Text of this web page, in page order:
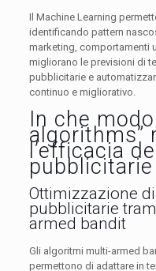
Il Machine Learning
identificando pattern
marketing, comportamenti
migliorano le previsioni di
pubblicitarie e
continuo e migliorativo.
In che
algorithms”
l’efficacia
Ottimizzazione
pubblicitarie
armed bandit
Gli algoritmi multi-armed
permettono di adattare in